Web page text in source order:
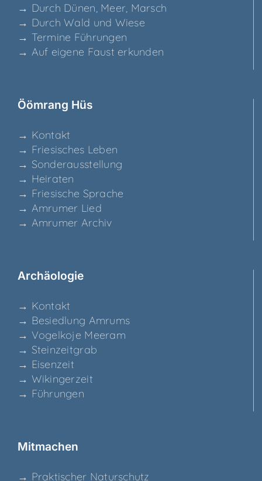
→ Durch Dünen, Meer, Marsch
→ Durch Wald und Wiese
→ Ter­mi­ne Führungen
→ Auf eige­ne Faust erkunden
Ööm­rang Hüs
→ Kon­takt
→ Frie­si­sches Leben
→ Son­der­aus­stel­lung
→ Hei­ra­ten
→ Frie­si­sche Sprache
→ Amru­mer Lied
→ Amru­mer Archiv
Archäo­lo­gie
→ Kon­takt
→ Besied­lung Amrums
→ Vogel­ko­je Meeram
→ Stein­zeit­grab
→ Eisen­zeit
→ Wikin­ger­zeit
→ Füh­run­gen
Mit­ma­chen
→ Prak­ti­scher Naturschutz